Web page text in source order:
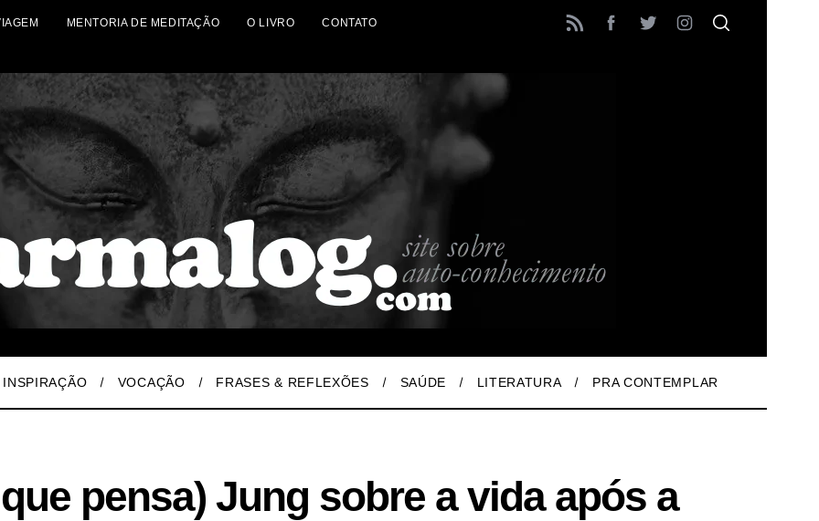
MENTORIA DE MEDITAÇÃO O LIVRO CONTATO
INSPIRAÇÃO VOCAÇÃO FRASES & REFLEXÕES SAÚDE LITERATURA PRA CONTEMPLAR
pensa) Jung sobre a vida após a